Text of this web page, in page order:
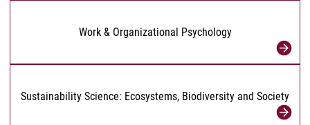
Work & Organizational Psychology
Sustainability Science: Ecosystems, Biodiversity and Society